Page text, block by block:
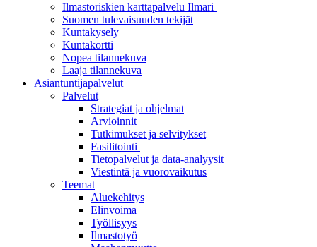
Ilmastoriskien karttapalvelu Ilmari
Suomen tulevaisuuden tekijät
Kuntakysely
Kuntakortti
Nopea tilannekuva
Laaja tilannekuva
Asiantuntijapalvelut
Palvelut
Strategiat ja ohjelmat
Arvioinnit
Tutkimukset ja selvitykset
Fasilitointi
Tietopalvelut ja data-analyysit
Viestintä ja vuorovaikutus
Teemat
Aluekehitys
Elinvoima
Työllisyys
Ilmastotyö